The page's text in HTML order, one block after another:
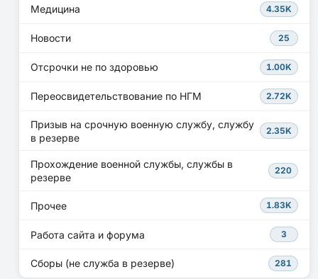
Медицина 4.35K
Новости 25
Отсрочки не по здоровью 1.00K
Переосвидетельствование по НГМ 2.72K
Призыв на срочную военную службу, службу
в резерве
2.35K
Прохождение военной службы, службы в
резерве
220
Прочее 1.83K
Работа сайта и форума 3
Сборы (не служба в резерве) 281